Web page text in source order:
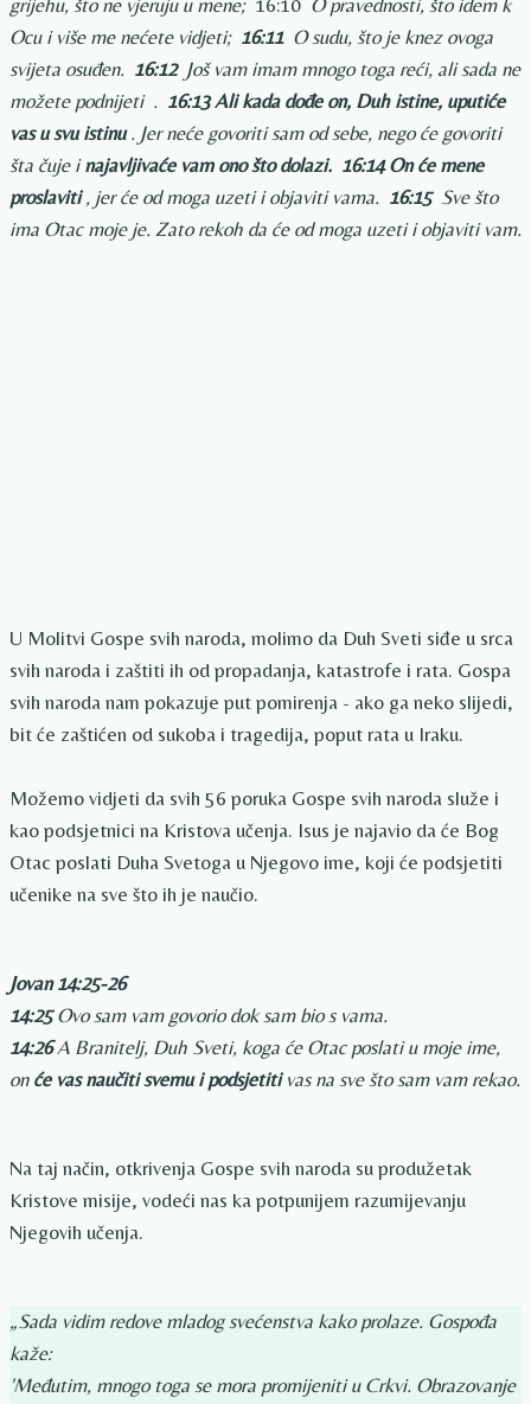
grijehu, što ne vjeruju u mene; 16:10 O pravednosti, što idem k
Ocu i više me nećete vidjeti; 16:11 O sudu, što je knez ovoga
svijeta osuđen. 16:12 Još vam imam mnogo toga reći, ali sada ne
možete podnijeti . 16:13 Ali kada dođe on, Duh istine, uputiće
vas u svu istinu . Jer neće govoriti sam od sebe, nego će govoriti
šta čuje inajavljivaće vam ono što dolazi. 16:14 On će mene
proslaviti , jer će od moga uzeti i objaviti vama. 16:15 Sve što
ima Otac moje je. Zato rekoh da će od moga uzeti i objaviti vam.
U Molitvi Gospe svih naroda, molimo da Duh Sveti siđe u srca
svih naroda i zaštiti ih od propadanja, katastrofe i rata. Gospa
svih naroda nam pokazuje put pomirenja - ako ga neko slijedi,
bit će zaštićen od sukoba i tragedija, poput rata u Iraku.
Možemo vidjeti da svih 56 poruka Gospe svih naroda služe i
kao podsjetnici na Kristova učenja. Isus je najavio da će Bog
Otac poslati Duha Svetoga u Njegovo ime, koji će podsjetiti
učenike na sve što ih je naučio.
Jovan 14:25-26
14:25Ovo sam vam govorio dok sam bio s vama.
14:26A Branitelj, Duh Sveti, koga će Otac poslati u moje ime,
on će vas naučiti svemu i podsjetitivas na sve što sam vam rekao.
Na taj način, otkrivenja Gospe svih naroda su produžetak
Kristove misije, vodeći nas ka potpunijem razumijevanju
Njegovih učenja.
„Sada vidim redove mladog svećenstva kako prolaze. Gospođa
kaže:
'Međutim, mnogo toga se mora promijeniti u Crkvi. Obrazovanje